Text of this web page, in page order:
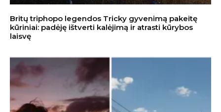
Britų triphopo legendos Tricky gyvenimą pakeitę
kūriniai: padėję ištverti kalėjimą ir atrasti kūrybos
laisvę